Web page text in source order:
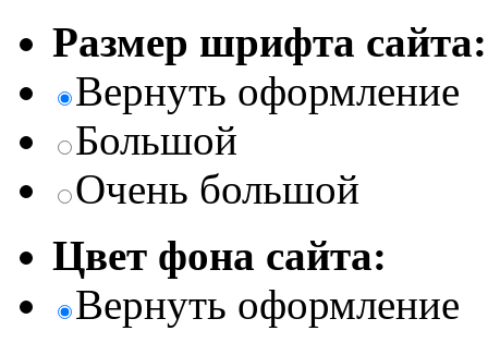
Размер шрифта сайта:
Вернуть оформление
Большой
Очень большой
Цвет фона сайта:
Вернуть оформление